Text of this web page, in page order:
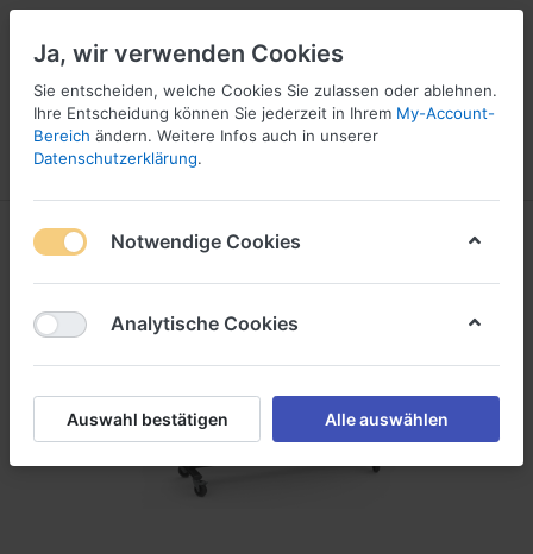
☎ 037296 69240
Menü Anmelden
Ja, wir verwenden Cookies
Sie entscheiden, welche Cookies Sie zulassen oder ablehnen.
Ihre Entscheidung können Sie jederzeit in Ihrem My-Account-
Bereich ändern. Weitere Infos auch in unserer
Datenschutzerklärung.
Notwendige Cookies
Analytische Cookies
Auswahl bestätigen Alle auswählen